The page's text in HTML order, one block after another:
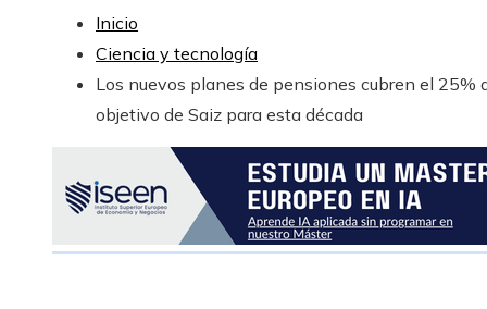
Inicio
Ciencia y tecnología
Los nuevos planes de pensiones cubren el 25%
objetivo de Saiz para esta década